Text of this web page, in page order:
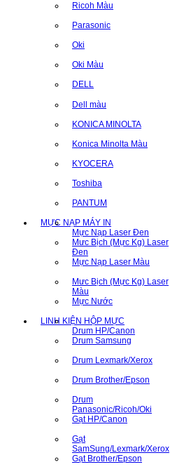
Ricoh Màu
Parasonic
Oki
Oki Màu
DELL
Dell màu
KONICA MINOLTA
Konica Minolta Màu
KYOCERA
Toshiba
PANTUM
MỰC NẠP MÁY IN
Mực Nạp Laser Đen
Mưc Bịch (Mực Kg) Laser
Đen
Mực Nạp Laser Màu
Mưc Bịch (Mực Kg) Laser
Màu
Mực Nước
LINH KIỆN HỘP MỰC
Drum HP/Canon
Drum Samsung
Drum Lexmark/Xerox
Drum Brother/Epson
Drum
Panasonic/Ricoh/Oki
Gạt HP/Canon
Gạt
SamSung/Lexmark/Xerox
Gạt Brother/Epson